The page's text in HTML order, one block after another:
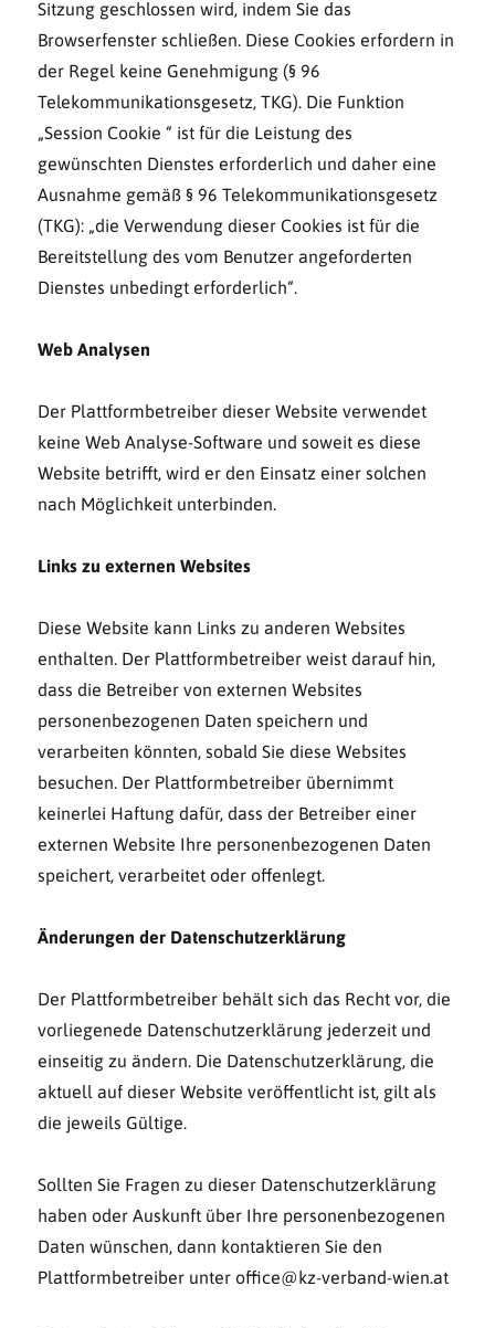
Sitzung geschlossen wird, indem Sie das
Browserfenster schließen. Diese Cookies erfordern in
der Regel keine Genehmigung (§ 96
Telekommunikationsgesetz, TKG). Die Funktion
„Session Cookie “ ist für die Leistung des
gewünschten Dienstes erforderlich und daher eine
Ausnahme gemäß § 96 Telekommunikationsgesetz
(TKG): „die Verwendung dieser Cookies ist für die
Bereitstellung des vom Benutzer angeforderten
Dienstes unbedingt erforderlich“.
Web Analysen
Der Plattformbetreiber dieser Website verwendet
keine Web Analyse-Software und soweit es diese
Website betrifft, wird er den Einsatz einer solchen
nach Möglichkeit unterbinden.
Links zu externen Websites
Diese Website kann Links zu anderen Websites
enthalten. Der Plattformbetreiber weist darauf hin,
dass die Betreiber von externen Websites
personenbezogenen Daten speichern und
verarbeiten könnten, sobald Sie diese Websites
besuchen. Der Plattformbetreiber übernimmt
keinerlei Haftung dafür, dass der Betreiber einer
externen Website Ihre personenbezogenen Daten
speichert, verarbeitet oder offenlegt.
Änderungen der Datenschutzerklärung
Der Plattformbetreiber behält sich das Recht vor, die
vorliegenede Datenschutzerklärung jederzeit und
einseitig zu ändern. Die Datenschutzerklärung, die
aktuell auf dieser Website veröffentlicht ist, gilt als
die jeweils Gültige.
Sollten Sie Fragen zu dieser Datenschutzerklärung
haben oder Auskunft über Ihre personenbezogenen
Daten wünschen, dann kontaktieren Sie den
Plattformbetreiber unter office@kz-verband-wien.at